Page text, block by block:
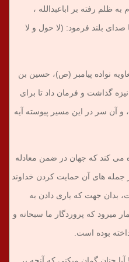
ظلم رفته بر اباعبدالله ،
بلند فرمود: (لا حول و لا
نواده پیامبر (ص)، حسین بن
گذاشت و فرمان داد تا برای
و آن سر در این مسیر پیوسته آیه
می‏ کند که جهان در ضمن معادله‏
جمله‏ های آن حمایت کردن خداوند
بدان جهت که یاری دادن به
می‏رود که پروردگار ما سبحانه و
بوده است.